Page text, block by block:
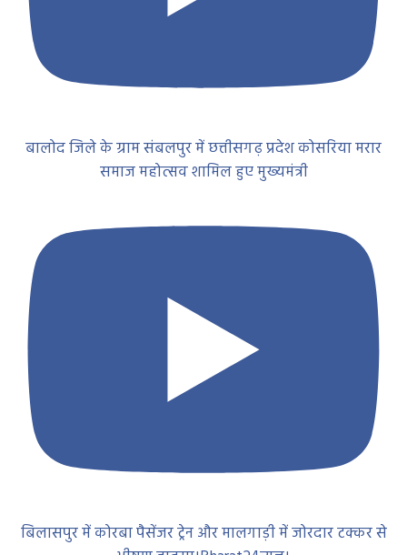
बालोद जिले के ग्राम संबलपुर में छत्तीसगढ़ प्रदेश कोसरिया मरार
समाज महोत्सव शामिल हुए मुख्यमंत्री
बिलासपुर में कोरबा पैसेंजर ट्रेन और मालगाड़ी में जोरदार टक्कर से